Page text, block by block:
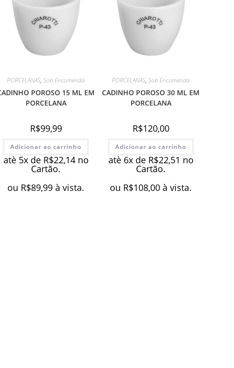
PORCELANAS,Sob Encomenda
POROSO 15 ML EM
PORCELANA
R$99,99
Adicionar ao carrinho
atè 5x de R$22,14 no
Cartão.
ou R$89,99 à vista.
PORCELANAS,Sob Encomenda
CADINHO POROSO 30 ML EM
PORCELANA
R$120,00
Adicionar ao carrinho
atè 6x de R$22,51 no
Cartão.
ou R$108,00 à vista.